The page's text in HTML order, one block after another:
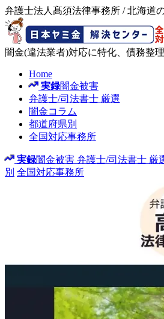
弁護士法人髙須法律事務所 / 北海道
闇金(違法業者)対応に特化、債務整
Home
実録闇金被害
弁護士/司法書士 厳選
闇金コラム
都道府県別
全国対応事務所
実録闇金被害 弁護士/司法書士 厳
別 全国対応事務所